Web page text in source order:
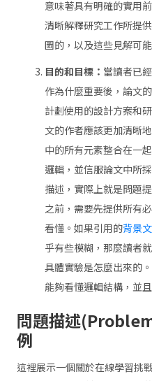
意味著具有明確的實用
清晰解釋研究工作所提
圖的，以及這些見解可
目的和目標： 當讀者已
作為什麼重要後，論文
計劃使用的設計方案和
文的作者應該更加清晰
中的所有元素整合在一
邏輯，並信服論文中所
描述，實際上就是問題
之前，需要先提供所有
看懂。如果引用的背景
乎有些模糊，那麼讀者
具體實驗是怎麼出來的
能夠看懂邏輯結構，並
問題描述
例
這裡展示一個關於在線學習挑